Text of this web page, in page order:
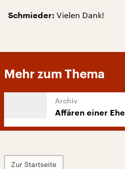
Schmieder: Vielen Dank!
Mehr zum Thema
Affären einer Ehe
Zur Startseite